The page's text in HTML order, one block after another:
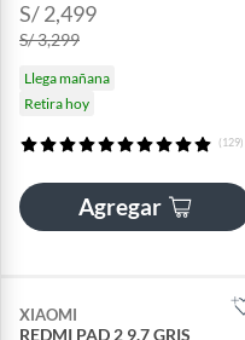
S/ 2,499
S/ 3,299
Llega mañana
Retira hoy
(129)
Agregar
XIAOMI
REDMI PAD 2 9.7 GRIS